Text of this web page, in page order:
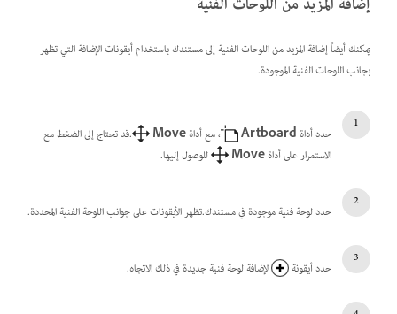
يمكنك أيضاً إضافة المزيد من اللوحات الفنية إلى مستندك باستخدام أيقونات الإضافة التي تظهر
بجانب اللوحات الفنية الموجودة.
حدد أداة Artboard ، مع أداةMove
.قد تحتاج إلى الضغط مع
الاستمرار على أداةMove للوصول إليها.
حدد لوحة فنية موجودة في مستندك.تظهر الأيقونات على جوانب اللوحة الفنية المحددة.
حدد أيقونة لإضافة لوحة فنية جديدة في ذلك الاتجاه.